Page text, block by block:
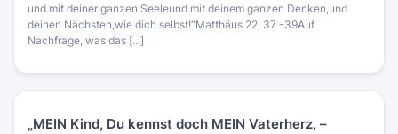
und mit deiner ganzen Seeleund mit deinem ganzen Denken,und
deinen Nächsten,wie dich selbst!“Matthäus 22, 37 -39Auf
Nachfrage, was das [...]
„MEIN Kind, Du kennst doch MEIN Vaterherz, –